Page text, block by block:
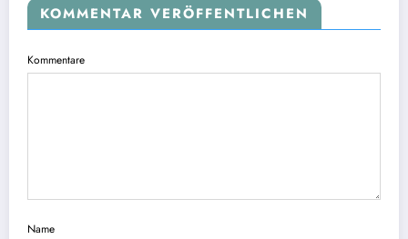
KOMMENTAR VERÖFFENTLICHEN
Kommentare
Name